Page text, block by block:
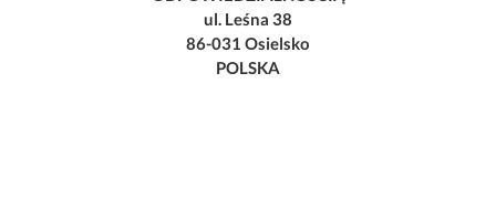
ul. Leśna 38
86-031 Osielsko
POLSKA